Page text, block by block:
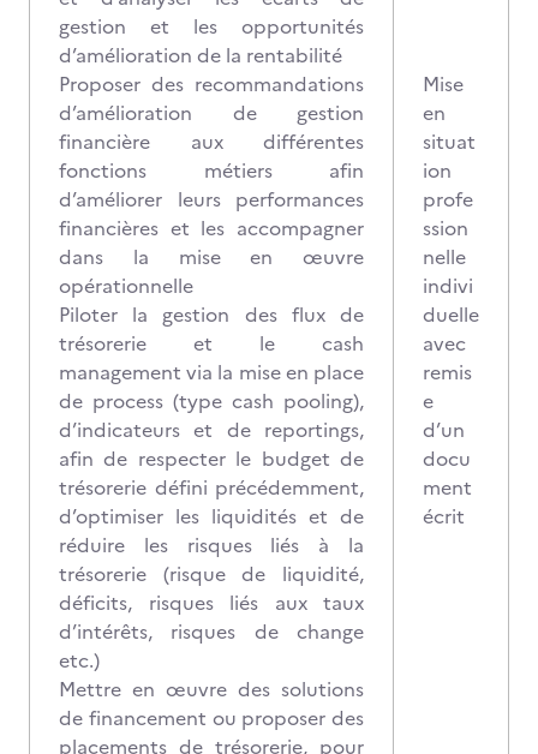
gestion et les opportunités
d’amélioration de la rentabilité
Proposer des recommandations
d’amélioration de gestion
financière aux différentes
fonctions métiers afin
d’améliorer leurs performances
financières et les accompagner
dans la mise en œuvre
opérationnelle
Piloter la gestion des flux de
trésorerie et le cash
management via la mise en place
de process (type cash pooling),
d’indicateurs et de reportings,
afin de respecter le budget de
trésorerie défini précédemment,
d’optimiser les liquidités et de
réduire les risques liés à la
trésorerie (risque de liquidité,
déficits, risques liés aux taux
d’intérêts, risques de change
etc.)
Mettre en œuvre des solutions
de financement ou proposer des
placements de trésorerie, pour
Mise
en
situat
ion
profe
ssion
nelle
indivi
duelle
avec
remis
e
d’un
docu
ment
écrit